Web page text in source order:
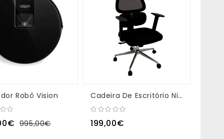
Robô Vision
995,00€
Cadeira De Escritório Nilo
199,00€